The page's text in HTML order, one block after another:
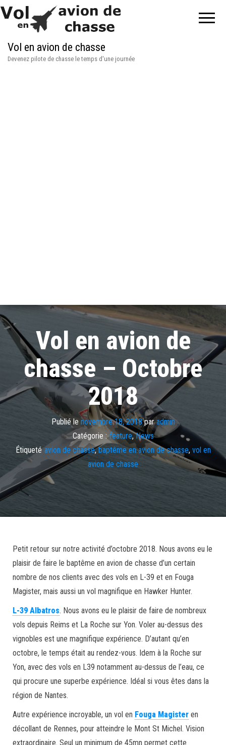
Vol en avion de chasse
Devenez pilote de chasse le temps d'une journée
Vol en avion de
chasse – Octobre
2018
Publié le novembre 18, 2018paradmin
Catégorie : feature,News
Étiqueté avion de chasse,baptême en avion de chasse, vol en
avion de chasse
Petit retour sur notre activité d’octobre 2018. Nous avons eu le
plaisir de faire le baptême en avion de chasse d’un certain
nombre de nos clients avec des vols en L-39 et en Fouga
Magister, mais aussi un vol magnifique en Hawker Hunter.
L-39 Albatros. Nous avons eu le plaisir de faire de nombreux
vols depuis Reims et La Roche sur Yon. Voler au-dessus des
vignobles est une magnifique expérience. D’autant qu’en
octobre, le temps était au rendez-vous. Idem à la Roche sur
Yon, avec des vols en L39 notamment au-dessus de l’eau, ce
qui procure une superbe expérience. Idéal si vous êtes dans la
région de Nantes.
Autre expérience incroyable, un vol en Fouga Magister en
décollant de Rennes, pour atteindre le Mont St Michel. Vision
extraordinaire. Seul un minimum de 45mn permet cette